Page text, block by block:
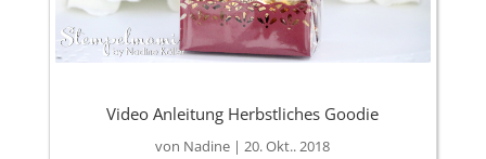
Video Anleitung Herbstliches Goodie
von Nadine |20. Okt.. 2018